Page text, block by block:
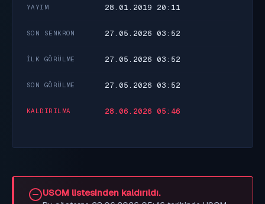
YAYIM 28.01.2019 20:11
SON SENKRON 27.05.2026 03:52
İLK GÖRÜLME 27.05.2026 03:52
SON GÖRÜLME 27.05.2026 03:52
KALDIRILMA 28.06.2026 05:46
USOM listesinden kaldırıldı.